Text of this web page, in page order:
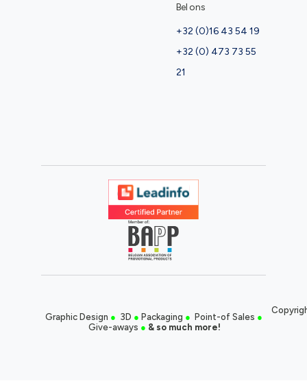
Bel ons
+32 (0)16 43 54 19
+32 (0) 473 73 55
21
Graphic Design ● 3D ● Packaging ● Point-of Sales ●
Give-aways ● & so much more!